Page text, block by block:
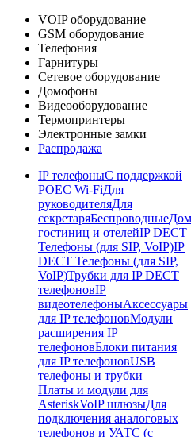
VOIP оборудование
GSM оборудование
Телефония
Гарнитуры
Сетевое оборудование
Домофоны
Видеооборудование
Термопринтеры
Электронные замки
Распродажа
IP телефоныС поддержкой
POEC Wi-FiДля
руководителяДля
секретаряБеспроводные
гостиниц и отелейIP DECT
Телефоны (для SIP, VoIP)IP
DECT Телефоны (для SIP,
VoIP)Трубки для IP DECT
телефоновIP
видеотелефоныАксессуары
для IP телефоновМодули
расширения IP
телефоновБлоки питания
для IP телефоновUSB
телефоны и трубки
Платы и модули для
AsteriskVoIP шлюзыДля
подключения аналоговых
телефонов и УАТС (с